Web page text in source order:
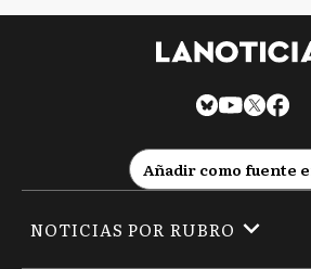
Añadir como fuente
NOTICIAS POR RUBRO